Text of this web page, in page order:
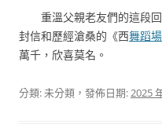
重溫父親老友們的這段
封信和歷經滄桑的《西舞蹈
萬千，欣喜莫名。
分類: 未分類，發佈日期:2025